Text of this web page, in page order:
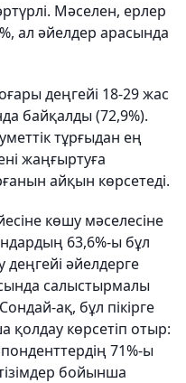
Мәселен, ерлер
ал әйелдер арасында
деңгейі 18-29 жас
байқалды (72,9%).
тұрғыдан ең
жаңғыртуға
айқын көрсетеді.
көшу мәселесіне
63,6%-ы бұл
әйелдерге
салыстырмалы
ақ, бұл пікірге
қолдау көрсетіп отыр:
71%-ы
бойынша